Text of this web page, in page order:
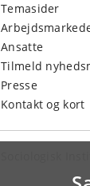
Temasider
Ansatte
Tilmeld
Presse
Kontakt og kort